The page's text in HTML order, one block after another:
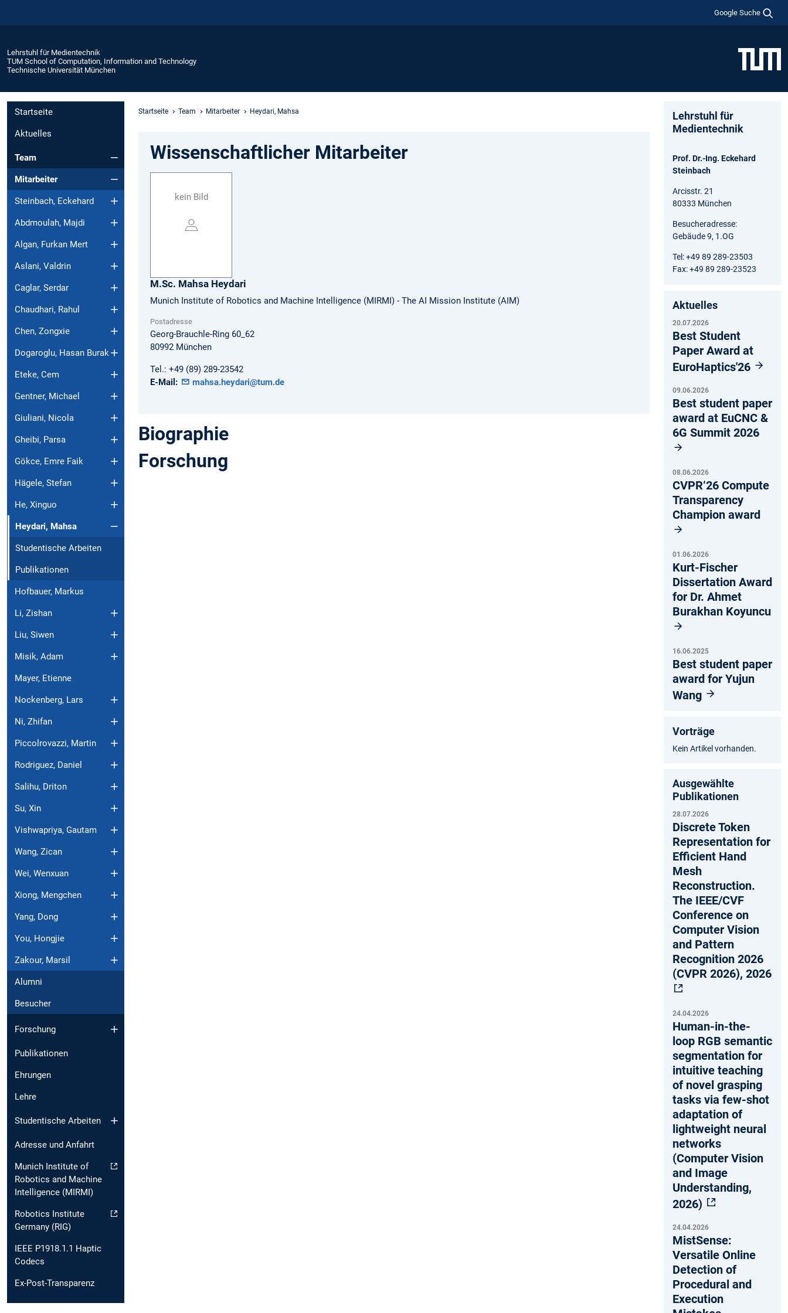
Google Suche
Lehrstuhl für Medientechnik
TUM School of Computation, Information and Technology
Technische Universität München
Startseite
Aktuelles
Team
Mitarbeiter
Steinbach, Eckehard
Abdmoulah, Majdi
Algan, Furkan Mert
Aslani, Valdrin
Caglar, Serdar
Chaudhari, Rahul
Chen, Zongxie
Dogaroglu, Hasan Burak
Eteke, Cem
Gentner, Michael
Giuliani, Nicola
Gheibi, Parsa
Gökce, Emre Faik
Hägele, Stefan
He, Xinguo
Heydari, Mahsa
Studentische Arbeiten
Publikationen
Hofbauer, Markus
Li, Zishan
Liu, Siwen
Misik, Adam
Mayer, Etienne
Nockenberg, Lars
Ni, Zhifan
Piccolrovazzi, Martin
Rodriguez, Daniel
Salihu, Driton
Su, Xin
Vishwapriya, Gautam
Wang, Zican
Wei, Wenxuan
Xiong, Mengchen
Yang, Dong
You, Hongjie
Zakour, Marsil
Alumni
Besucher
Forschung
Publikationen
Ehrungen
Lehre
Studentische Arbeiten
Adresse und Anfahrt
Munich Institute of
Robotics and Machine
Intelligence (MIRMI)
Robotics Institute
Germany (RIG)
IEEE P1918.1.1 Haptic
Codecs
Ex-Post-Transparenz
Startseite Team Mitarbeiter Heydari, Mahsa
Wissenschaftlicher Mitarbeiter
kein Bild
M.Sc. Mahsa Heydari
Munich Institute of Robotics and Machine Intelligence (MIRMI) - The AI Mission Institute (AIM)
Postadresse
Georg-Brauchle-Ring 60_62
80992 München
Tel.: +49 (89) 289-23542
E-Mail:
mahsa.heydari@tum.de
Biographie
Forschung
Lehrstuhl für
Medientechnik
Prof. Dr.-Ing. Eckehard
Steinbach
Arcisstr. 21
80333 München
Besucheradresse:
Gebäude 9, 1.OG
Tel: +49 89 289-23503
Fax: +49 89 289-23523
Aktuelles
20.07.2026
Best Student
Paper Award at
EuroHaptics'26
09.06.2026
Best student paper
award at EuCNC &
6G Summit 2026
08.06.2026
CVPR‘26 Compute
Transparency
Champion award
01.06.2026
Kurt-Fischer
Dissertation Award
for Dr. Ahmet
Burakhan Koyuncu
16.06.2025
Best student paper
award for Yujun
Wang
Vorträge
Kein Artikel vorhanden.
Ausgewählte
Publikationen
28.07.2026
Discrete Token
Representation for
Efficient Hand
Mesh
Reconstruction.
The IEEE/CVF
Conference on
Computer Vision
and Pattern
Recognition 2026
(CVPR 2026), 2026
24.04.2026
Human-in-the-
loop RGB semantic
segmentation for
intuitive teaching
of novel grasping
tasks via few-shot
adaptation of
lightweight neural
networks
(Computer Vision
and Image
Understanding,
2026)
24.04.2026
MistSense:
Versatile Online
Detection of
Procedural and
Execution